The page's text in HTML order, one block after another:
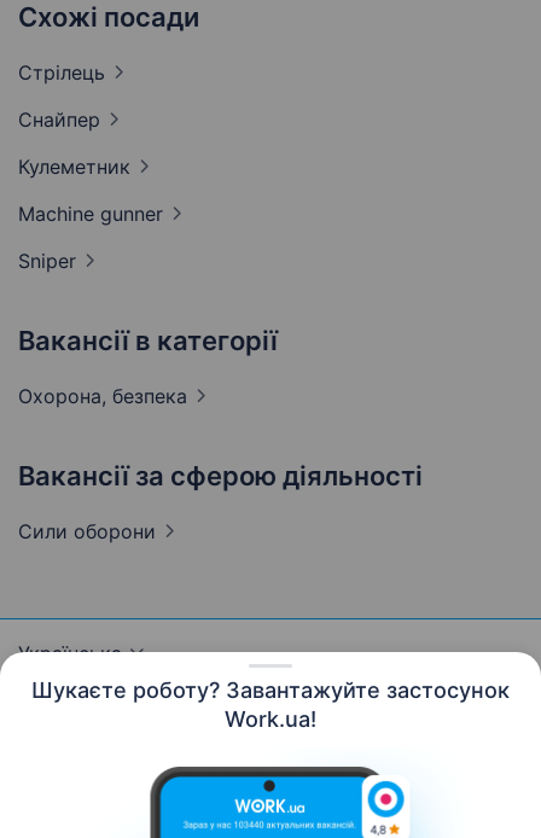
Шукаєте роботу? Завантажуйте застосунок
Work.ua!
Схожі посади
Стрілець
Снайпер
Кулеметник
Machine gunner
Sniper
Вакансії в категорії
Охорона, безпека
Вакансії за сферою діяльності
Сили оборони
Українська